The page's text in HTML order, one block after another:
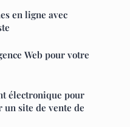
en ligne avec
Web pour votre
électronique pour
site de vente de